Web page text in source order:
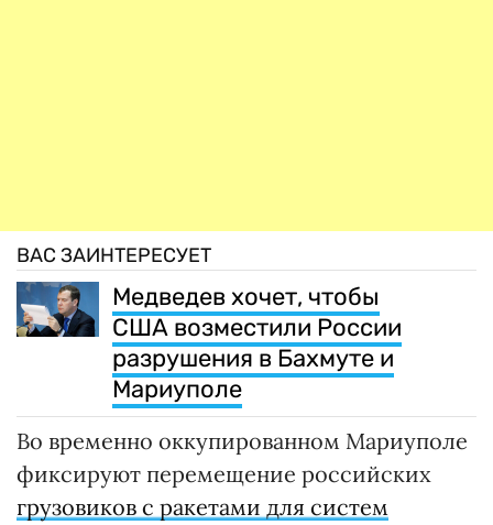
ВАС ЗАИНТЕРЕСУЕТ
Медведев хочет, чтобы
США возместили России
разрушения в Бахмуте и
Мариуполе
Во временно оккупированном Мариуполе
фиксируют перемещение российских
грузовиков с ракетами для систем